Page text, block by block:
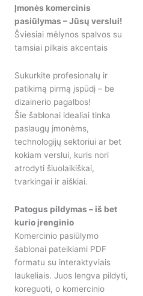
Įmonės komercinis
pasiūlymas – Jūsų verslui!
Šviesiai mėlynos spalvos su
tamsiai pilkais akcentais
Sukurkite profesionalų ir
patikimą pirmą įspūdį – be
dizainerio pagalbos!
Šie šablonai idealiai tinka
paslaugų įmonėms,
technologijų sektoriui ar bet
kokiam verslui, kuris nori
atrodyti šiuolaikiškai,
tvarkingai ir aiškiai.
Patogus pildymas – iš bet
kurio įrenginio
Komercinio pasiūlymo
šablonai pateikiami PDF
formatu su interaktyviais
laukeliais. Juos lengva pildyti,
koreguoti, o komercinio